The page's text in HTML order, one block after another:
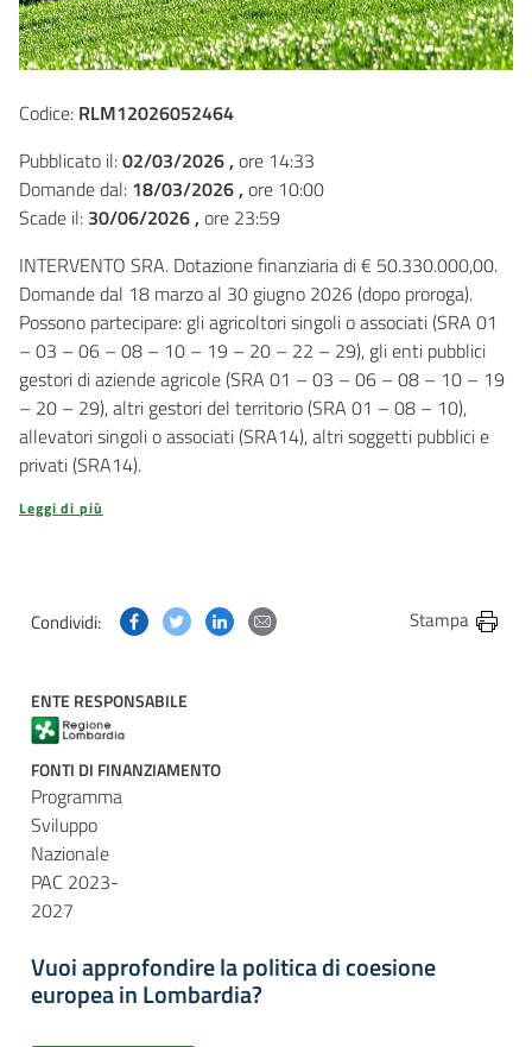
Codice: RLM12026052464
Pubblicato il:02/03/2026 , ore 14:33
Domande dal: 18/03/2026 , ore 10:00
Scade il: 30/06/2026 , ore 23:59
INTERVENTO SRA. Dotazione finanziaria di € 50.330.000,00.
Domande dal 18 marzo al 30 giugno 2026 (dopo proroga).
Possono partecipare: gli agricoltori singoli o associati (SRA 01
– 03 – 06 – 08 – 10 – 19 – 20 – 22 – 29), gli enti pubblici
gestori di aziende agricole (SRA 01 – 03 – 06 – 08 – 10 – 19
– 20 – 29), altri gestori del territorio (SRA 01 – 08 – 10),
allevatori singoli o associati (SRA14), altri soggetti pubblici e
privati (SRA14).
Leggi di più
Condividi: Condividi questa pagina su Facebook
Condividi questa pagina su Twitter
Condividi questa pagina su Linkedin
Condividi questa pagina via
Stampa
ENTE RESPONSABILE
FONTI DI FINANZIAMENTO
Programma
Sviluppo
Nazionale
PAC 2023-
2027
Vuoi approfondire la politica di coesione
europea in Lombardia?